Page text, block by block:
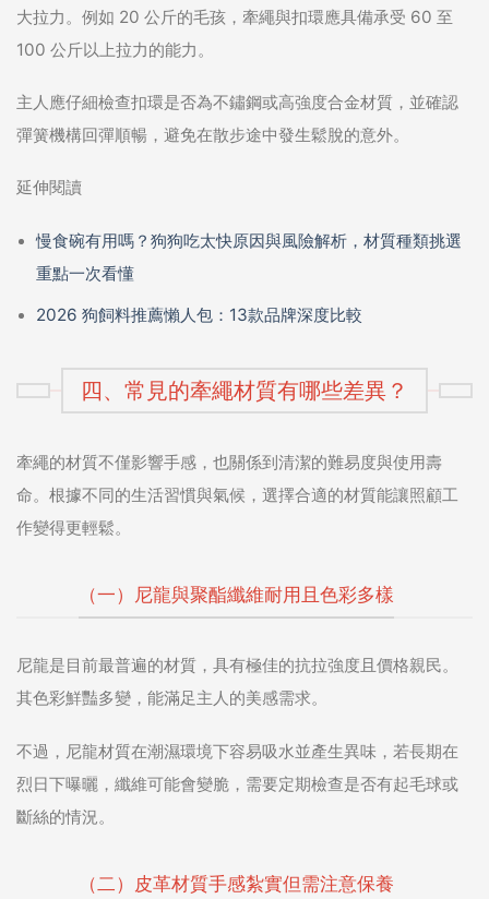
大拉力。例如 20 公斤的毛孩，牽繩與扣環應具備承受 60 至
100 公斤以上拉力的能力。
主人應仔細檢查扣環是否為不鏽鋼或高強度合金材質，並確認
彈簧機構回彈順暢，避免在散步途中發生鬆脫的意外。
延伸閱讀
慢食碗有用嗎？狗狗吃太快原因與風險解析，材質種類挑選
重點一次看懂
2026 狗飼料推薦懶人包：13款品牌深度比較
四、常見的牽繩材質有哪些差異？
牽繩的材質不僅影響手感，也關係到清潔的難易度與使用壽
命。根據不同的生活習慣與氣候，選擇合適的材質能讓照顧工
作變得更輕鬆。
（一）尼龍與聚酯纖維耐用且色彩多樣
尼龍是目前最普遍的材質，具有極佳的抗拉強度且價格親民。
其色彩鮮豔多變，能滿足主人的美感需求。
不過，尼龍材質在潮濕環境下容易吸水並產生異味，若長期在
烈日下曝曬，纖維可能會變脆，需要定期檢查是否有起毛球或
斷絲的情況。
（二）皮革材質手感紮實但需注意保養